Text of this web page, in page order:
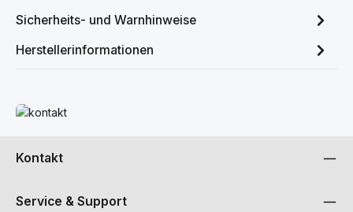
Sicherheits- und Warnhinweise
Herstellerinformationen
Mehr erfahren
Kontakt
Service & Support